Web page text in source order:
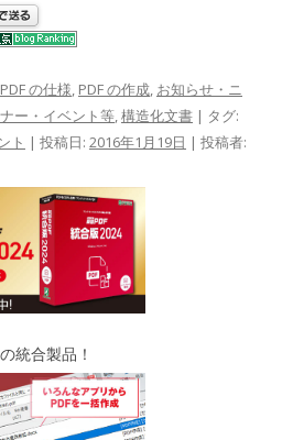
PDF の仕様, PDF の作成, お知らせ・ニ
ー・イベント等,構造化文書 | タグ:
ト | 投稿日: 2016年1月19日 | 投稿者:
統合製品！